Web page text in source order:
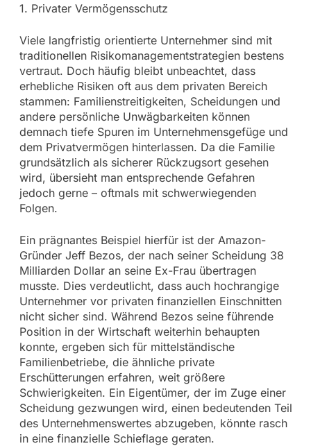
1. Privater Vermögensschutz
Viele langfristig orientierte Unternehmer sind mit
traditionellen Risikomanagementstrategien bestens
vertraut. Doch häufig bleibt unbeachtet, dass
erhebliche Risiken oft aus dem privaten Bereich
stammen: Familienstreitigkeiten, Scheidungen und
andere persönliche Unwägbarkeiten können
demnach tiefe Spuren im Unternehmensgefüge und
dem Privatvermögen hinterlassen. Da die Familie
grundsätzlich als sicherer Rückzugsort gesehen
wird, übersieht man entsprechende Gefahren
jedoch gerne – oftmals mit schwerwiegenden
Folgen.
Ein prägnantes Beispiel hierfür ist der Amazon-
Gründer Jeff Bezos, der nach seiner Scheidung 38
Milliarden Dollar an seine Ex-Frau übertragen
musste. Dies verdeutlicht, dass auch hochrangige
Unternehmer vor privaten finanziellen Einschnitten
nicht sicher sind. Während Bezos seine führende
Position in der Wirtschaft weiterhin behaupten
konnte, ergeben sich für mittelständische
Familienbetriebe, die ähnliche private
Erschütterungen erfahren, weit größere
Schwierigkeiten. Ein Eigentümer, der im Zuge einer
Scheidung gezwungen wird, einen bedeutenden Teil
des Unternehmenswertes abzugeben, könnte rasch
in eine finanzielle Schieflage geraten.